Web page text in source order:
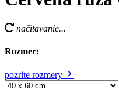
načitavanie...
Rozmer:
pozrite rozmery